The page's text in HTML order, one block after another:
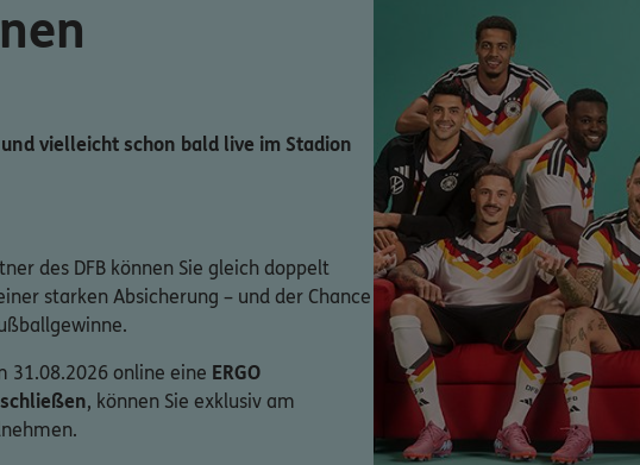
vielleicht schon bald live im Stadion
des DFB können Sie gleich doppelt
starken Absicherung – und der Chance
31.08.2026 online eine ERGO
, können Sie exklusiv am